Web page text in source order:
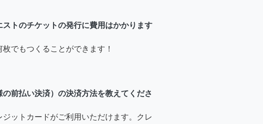
ストのチケットの発行に費用はかかります
でもつくることができます！
前払い決済）の決済方法を教えてくださ
ジットカードがご利用いただけます。クレ